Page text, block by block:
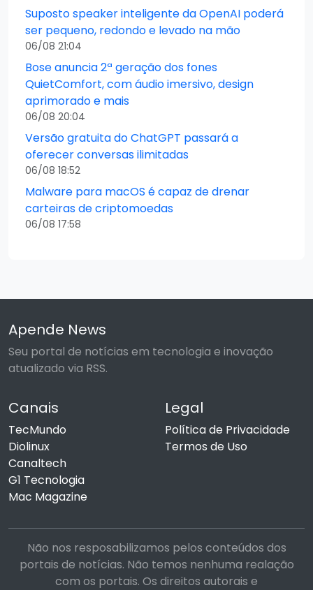
Suposto speaker inteligente da OpenAI poderá
ser pequeno, redondo e levado na mão
06/08 21:04
Bose anuncia 2ª geração dos fones
QuietComfort, com áudio imersivo, design
aprimorado e mais
06/08 20:04
Versão gratuita do ChatGPT passará a
oferecer conversas ilimitadas
06/08 18:52
Malware para macOS é capaz de drenar
carteiras de criptomoedas
06/08 17:58
Apende News
Seu portal de notícias em tecnologia e inovação
atualizado via RSS.
Canais
TecMundo
Diolinux
Canaltech
G1 Tecnologia
Mac Magazine
Legal
Política de Privacidade
Termos de Uso
Não nos resposabilizamos pelos conteúdos dos
portais de notícias. Não temos nenhuma realação
com os portais. Os direitos autorais e